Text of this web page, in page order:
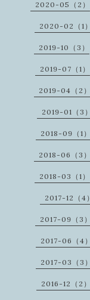
2020-05（2）
2020-02（1）
2019-10（3）
2019-07（1）
2019-04（2）
2019-01（3）
2018-09（1）
2018-06（3）
2018-03（1）
2017-12（4）
2017-09（3）
2017-06（4）
2017-03（3）
2016-12（2）